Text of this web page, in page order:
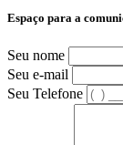
Espaço para a
Seu nome
Seu e-mail
Seu Telefone